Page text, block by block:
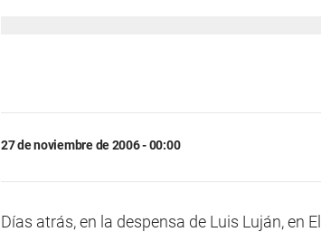
27 de noviembre de 2006 - 00:00
Días atrás, en la despensa de Luis Luján, en